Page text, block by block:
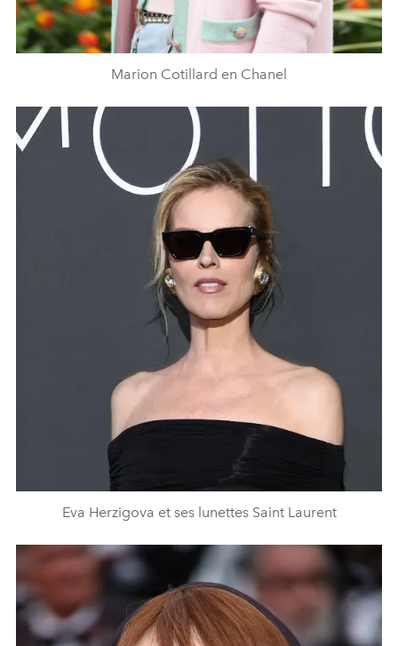
Marion Cotillard en Chanel
Eva Herzigova et ses lunettes Saint Laurent